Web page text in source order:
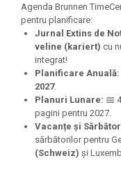
Agenda Brunnen
pentru planificare:
Jurnal Extins de
veline (kariert) cu
integrat!
Planificare Anuală:
2027.
Planuri Lunare: 📅
pagini pentru 2027.
Vacanțe și
sărbătorilor pentru
(Schweiz) și